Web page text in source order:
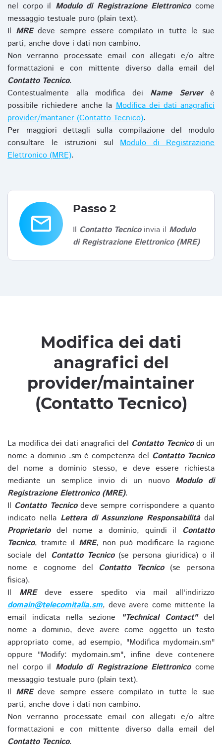
nel corpo il Modulo di Registrazione Elettronicocome
messaggio testuale puro (plain text).
Il MREdeve sempre essere compilato in tutte le sue
parti, anche dove i dati non cambino.
Non verranno processate email con allegati e/o altre
formattazioni e con mittente diverso dalla email del
Contatto Tecnico.
Contestualmente alla modifica dei Name Serverè
possibile richiedere anche laModifica dei dati anagrafici
provider/mantaner (Contatto Tecnico).
Per maggiori dettagli sulla compilazione del modulo
consultare le istruzioni sul Modulo di Registrazione
Elettronico (MRE).
email
Passo 2
Il Contatto Tecnicoinvia il Modulo
di Registrazione Elettronico (MRE)
Modifica dei dati
anagrafici del
provider/maintainer
(Contatto Tecnico)
La modifica dei dati anagrafici del Contatto Tecnicodi un
nome a dominio .sm è competenza del Contatto Tecnico
del nome a dominio stesso, e deve essere richiesta
mediante un semplice invio di un nuovo Modulo di
Registrazione Elettronico (MRE).
Il Contatto Tecnicodeve sempre corrispondere a quanto
indicato nella Lettera di Assunzione Responsabilitàdal
Proprietariodel nome a dominio, quindi il Contatto
Tecnico, tramite il MRE, non può modificare la ragione
sociale del Contatto Tecnico(se persona giuridica) o il
nome e cognome del Contatto Tecnico(se persona
fisica).
Il MREdeve essere spedito via mail all'indirizzo
domain@telecomitalia.sm, deve avere come mittente la
email indicata nella sezione
"Technical Contact"del
nome a dominio, deve avere come oggetto un testo
appropriato come, ad esempio, "Modifica mydomain.sm"
oppure "Modify: mydomain.sm", infine deve contenere
nel corpo il Modulo di Registrazione Elettronicocome
messaggio testuale puro (plain text).
Il MREdeve sempre essere compilato in tutte le sue
parti, anche dove i dati non cambino.
Non verranno processate email con allegati e/o altre
formattazioni e con mittente diverso dalla email del
Contatto Tecnico.